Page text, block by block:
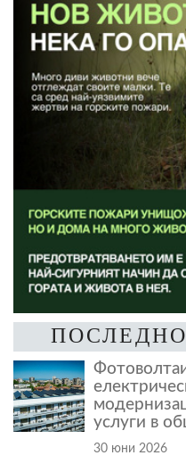
услуги в
30 юни 2026